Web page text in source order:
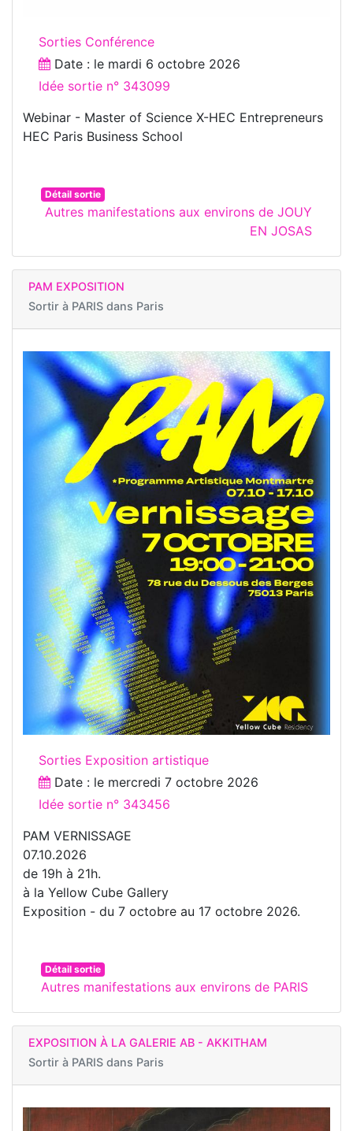
Sorties Conférence
Date : le mardi 6 octobre 2026
Idée sortie n° 343099
Webinar - Master of Science X-HEC Entrepreneurs
HEC Paris Business School
Détail sortie
Autres manifestations aux environs de JOUY
EN JOSAS
PAM EXPOSITION
Sortir à PARIS dans Paris
Sorties Exposition artistique
Date : le mercredi 7 octobre 2026
Idée sortie n° 343456
PAM VERNISSAGE
07.10.2026
de 19h à 21h.
à la Yellow Cube Gallery
Exposition - du 7 octobre au 17 octobre 2026.
Détail sortie
Autres manifestations aux environs de PARIS
EXPOSITION À LA GALERIE AB - AKKITHAM
Sortir à PARIS dans Paris